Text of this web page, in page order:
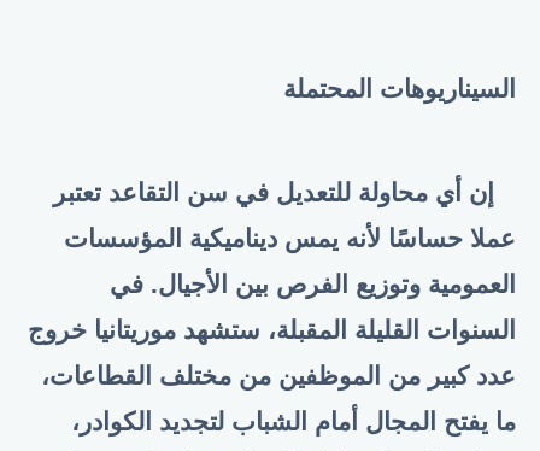
السيناريوهات المحتملة
إن أي محاولة للتعديل في سن التقاعد تعتبر
عملا حساسًا لأنه يمس ديناميكية المؤسسات
العمومية وتوزيع الفرص بين الأجيال. في
السنوات القليلة المقبلة، ستشهد موريتانيا خروج
عدد كبير من الموظفين من مختلف القطاعات،
ما يفتح المجال أمام الشباب لتجديد الكوادر،